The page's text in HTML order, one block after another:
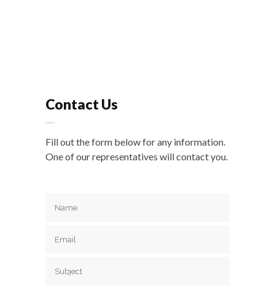
Contact Us
Fill out the form below for any information.
One of our representatives will contact you.